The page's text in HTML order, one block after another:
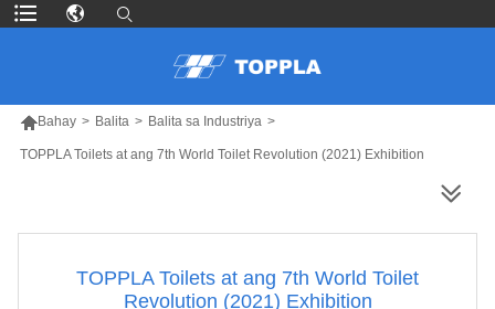
Bahay > Balita > Balita sa Industriya >
TOPPLA Toilets at ang 7th World Toilet Revolution (2021) Exhibition
TOPPLA Toilets at ang 7th World Toilet
Revolution (2021) Exhibition